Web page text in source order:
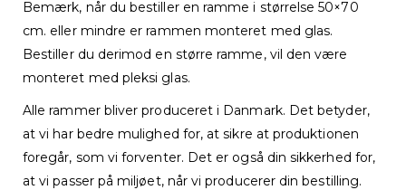
Bemærk, når du bestiller en ramme i størrelse 50×70
cm. eller mindre er rammen monteret med glas.
Bestiller du derimod en større ramme, vil den være
monteret med pleksi glas.
Alle rammer bliver produceret i Danmark. Det betyder,
at vi har bedre mulighed for, at sikre at produktionen
foregår, som vi forventer. Det er også din sikkerhed for,
at vi passer på miljøet, når vi producerer din bestilling.